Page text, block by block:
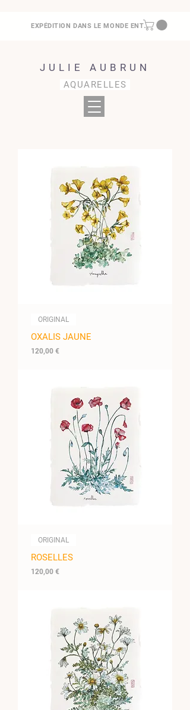
EXPÉDITION DANS LE MONDE ENTIER
JULIE AUBRUN
AQUARELLES
ORIGINAL
OXALIS JAUNE
Prix
120,00 €
ORIGINAL
ROSELLES
Prix
120,00 €